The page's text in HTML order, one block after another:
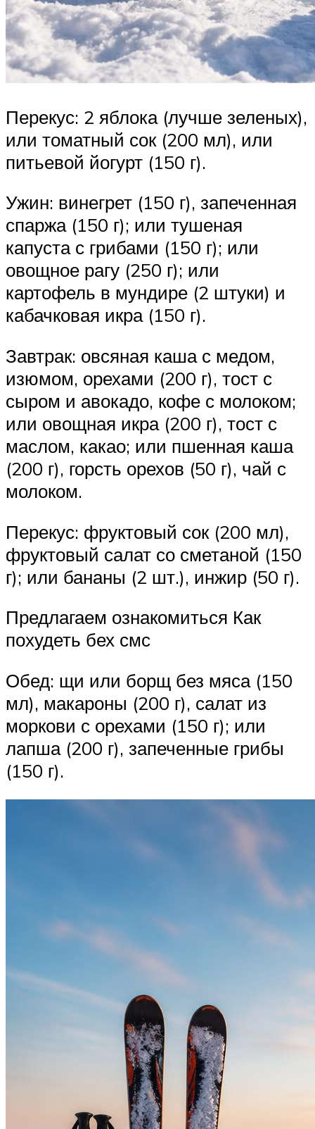
Перекус: 2 яблока (лучше зеленых),
или томатный сок (200 мл), или
питьевой йогурт (150 г).
Ужин: винегрет (150 г), запеченная
спаржа (150 г); или тушеная
капуста с грибами (150 г); или
овощное рагу (250 г); или
картофель в мундире (2 штуки) и
кабачковая икра (150 г).
Завтрак: овсяная каша с медом,
изюмом, орехами (200 г), тост с
сыром и авокадо, кофе с молоком;
или овощная икра (200 г), тост с
маслом, какао; или пшенная каша
(200 г), горсть орехов (50 г), чай с
молоком.
Перекус: фруктовый сок (200 мл),
фруктовый салат со сметаной (150
г); или бананы (2 шт.), инжир (50 г).
Предлагаем ознакомиться Как
похудеть бех смс
Обед: щи или борщ без мяса (150
мл), макароны (200 г), салат из
моркови с орехами (150 г); или
лапша (200 г), запеченные грибы
(150 г).